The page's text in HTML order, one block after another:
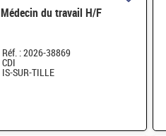
Médecin du travail H/F
Réf. : 2026-38869
CDI
IS-SUR-TILLE